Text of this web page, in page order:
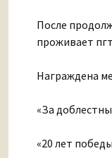
После
проживает
Награждена
«За
«20 лет